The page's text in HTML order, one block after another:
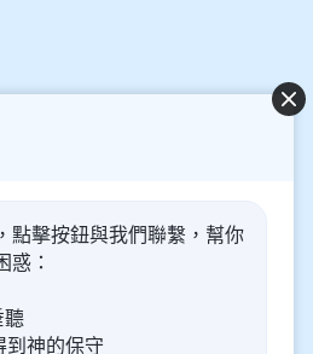
迎主重歸嗎？以下内容將為你帶
觀看！
們聯繫
點擊按鈕與我們聯繫，幫你
惑：
聽
到神的保守